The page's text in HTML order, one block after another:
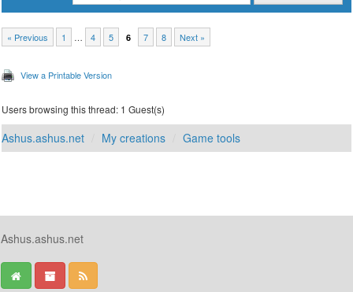
« Previous 1 … 4 5 6 7 8 Next »
View a Printable Version
Users browsing this thread: 1 Guest(s)
Ashus.ashus.net My creations Game tools
Ashus.ashus.net